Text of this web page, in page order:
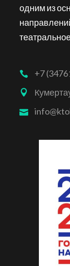
одним из
+7